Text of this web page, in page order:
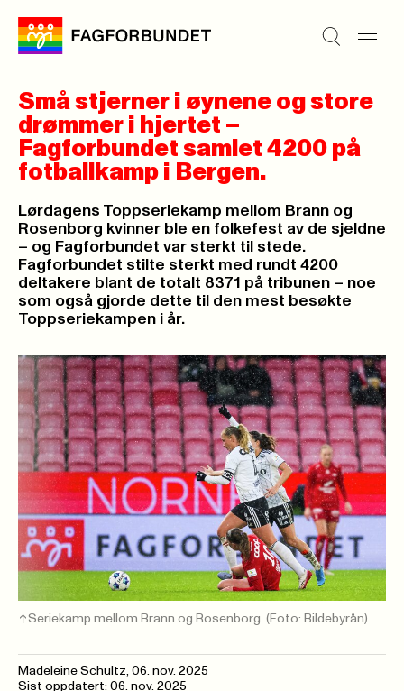
Små stjerner i øynene og store
drømmer i hjertet –
Fagforbundet samlet 4200 på
fotballkamp i Bergen.
Lørdagens Toppseriekamp mellom Brann og
Rosenborg kvinner ble en folkefest av de sjeldne
– og Fagforbundet var sterkt til stede.
Fagforbundet stilte sterkt med rundt 4200
deltakere blant de totalt 8371 på tribunen – noe
som også gjorde dette til den mest besøkte
Toppseriekampen i år.
Seriekamp mellom Brann og Rosenborg. (Foto: Bildebyrån)
Madeleine Schultz, 06. nov. 2025
Sist oppdatert: 06. nov. 2025